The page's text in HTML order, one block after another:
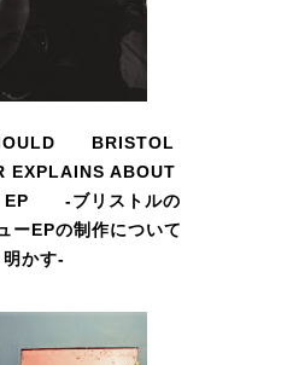
BRISTOL
EXPLAINS ABOUT
EP -ブリストルの
EPの制作について
明かす-